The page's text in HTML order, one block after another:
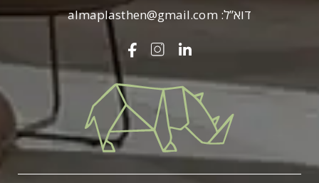
דוא”ל:almaplasthen@gmail.com
פלסט